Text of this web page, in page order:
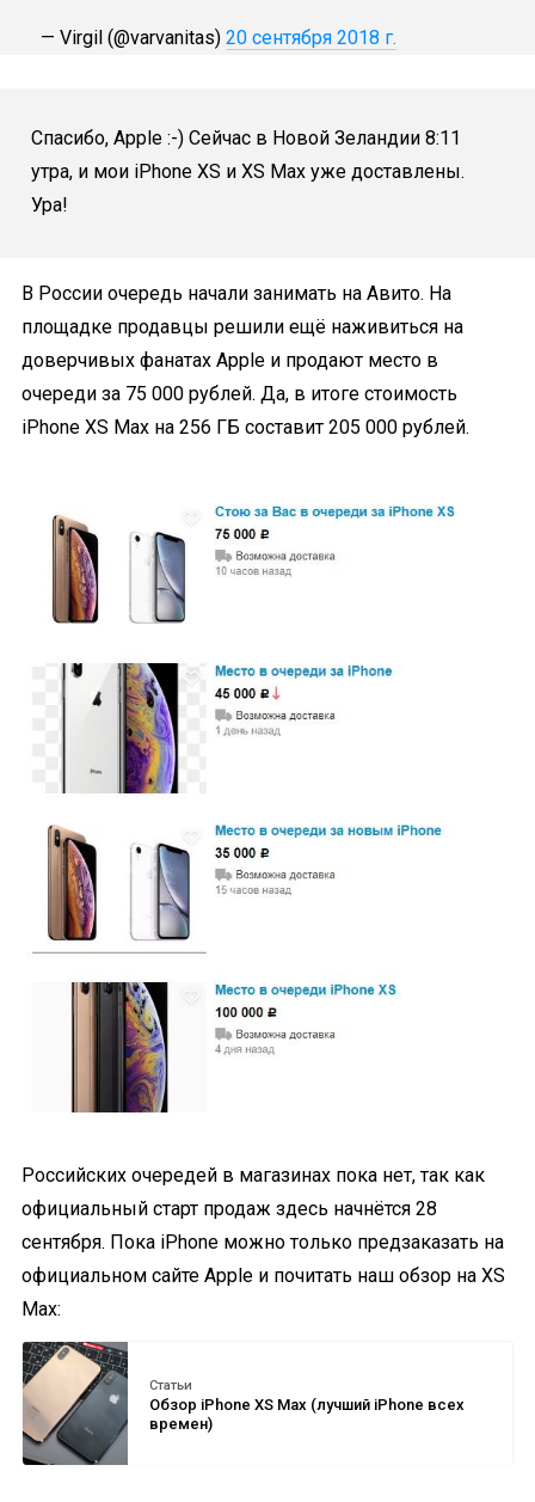
— Virgil (@varvanitas) 20 сентября 2018 г.
Спасибо, Apple :-) Сейчас в Новой Зеландии 8:11
утра, и мои iPhone XS и XS Max уже доставлены.
Ура!
В России очередь начали занимать на Авито. На
площадке продавцы решили ещё наживиться на
доверчивых фанатах Apple и продают место в
очереди за 75 000 рублей. Да, в итоге стоимость
iPhone XS Max на 256 ГБ составит 205 000 рублей.
Российских очередей в магазинах пока нет, так как
официальный старт продаж здесь начнётся 28
сентября. Пока iPhone можно только предзаказать на
официальном сайте Apple и почитать наш обзор на XS
Max:
Статьи
Обзор iPhone XS Max (лучший iPhone всех
времен)